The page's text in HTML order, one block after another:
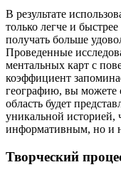
В результате
только легче и
получать больше
Проведенные
ментальных карт с
коэффициент
географию, вы можете
область будет
уникальной историей,
информативным, но и
Творческий